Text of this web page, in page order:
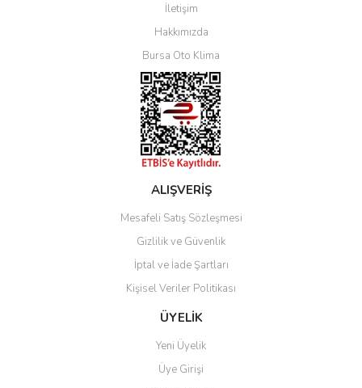
Yorum Yaz
İletişim
Hakkımızda
Bursa Oto Klima
ALIŞVERİŞ
Mesafeli Satış Sözleşmesi
Gizlilik ve Güvenlik
İptal ve İade Şartları
Kişisel Veriler Politikası
ÜYELİK
Yeni Üyelik
Üye Girişi